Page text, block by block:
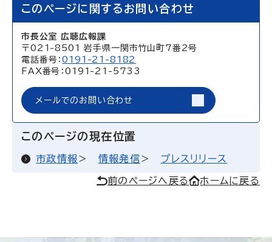
このページに関するお問い合わせ
市長公室 広聴広報課
〒021-8501 岩手県一関市竹山町7番2号
電話番号：0191-21-8182
FAX番号：0191-21-5733
メールでのお問い合わせ
このページの現在位置
市政情報 情報発信 プレスリリース
前のページへ戻る ホームに戻る